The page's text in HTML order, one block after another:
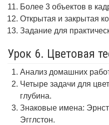
Более 3 объектов в
Открытая и закрытая
Задание для
Урок 6. Цветовая
Анализ домашних
Четыре задачи для
глубина.
Знаковые имена:
Эгглстон.